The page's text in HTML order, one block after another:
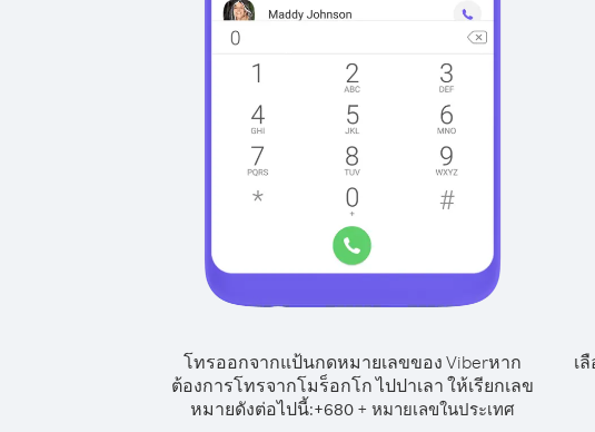
โทรออกจากแป้นกดหมายเลขของ Viberหาก
ต้องการโทรจากโมร็อกโก ไปปาเลา ให้เรียกเลข
หมายดังต่อไปนี้:+680 + หมายเลขในประเทศ
เ